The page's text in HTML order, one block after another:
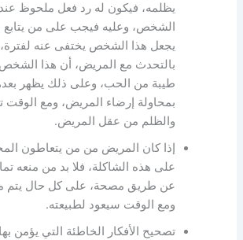
يظلمه، فيكون له رد فعل ملحوظ
الشخص، وعليه فيجب على من يتابع
يجعل هذا الشخص يختفى عنه
بالتحدث مع المريض، أن هذا
طيبة من الحب، وعلى ذلك يظهر
بمحاولة إرضاء المريض، ومع الوقت
والظلم من عقل المريض.
إذا كان المريض من من يتعاطون
على هذه الشاكلة، فلا بد من منعه
عن طريق مصحة، على كل حال يتم
ومع الوقت سيعود لطبيعته.
تصحيح الأفكار الخاطئة التي يؤمن